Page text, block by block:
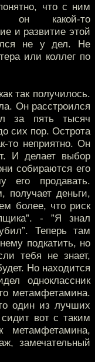
что с ним
он какой-то
и развитие этой
не у дел. Не
или коллег по
так получилось.
Он расстроился
за пять тысяч
сих пор. Острота
то неприятно. Он
И делает выбор
собираются его
его продавать.
получает деньги,
более, что риск
- ”Я знал
Теперь там
подкатить, но
тебя не знает,
Но находится
одноклассник
метамфетамина.
один из лучших
вот с таким
метамфетамина,
замечательный